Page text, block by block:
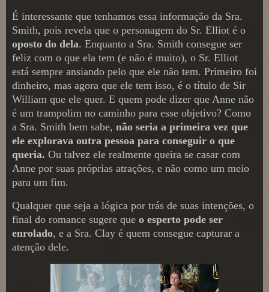
É interessante que tenhamos essa informação da Sra.
Smith, pois revela que o personagem do Sr. Elliot é o
oposto do dela. Enquanto a Sra. Smith consegue ser
feliz com o que ela tem (e não é muito), o Sr. Elliot
está sempre ansiando pelo que ele não tem. Primeiro foi
dinheiro, mas agora que ele tem isso, é o título de Sir
William que ele quer. E quem pode dizer que Anne não
é um trampolim no caminho para esse objetivo? Como
a Sra. Smith bem sabe, não seria a primeira vez que
ele explorava outra pessoa para conseguir o que
queria. Ou talvez ele realmente queira se casar com
Anne por suas próprias atrações, e não como um meio
para um fim.
Qualquer que seja a lógica por trás de suas intenções, o
final do romance sugere que o esperto pode ser
enrolado, e a Sra. Clay é quem consegue capturar a
atenção dele.